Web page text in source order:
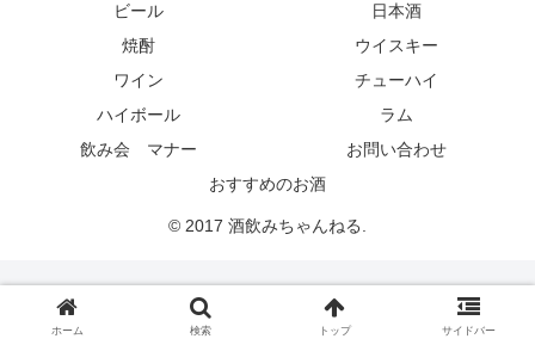
ビール
日本酒
焼酎
ウイスキー
ワイン
チューハイ
ハイボール
ラム
飲み会 マナー
お問い合わせ
おすすめのお酒
© 2017 酒飲みちゃんねる.
ホーム 検索 トップ サイドバー